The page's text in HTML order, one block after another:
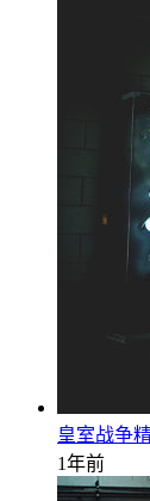
皇室战争
1年前